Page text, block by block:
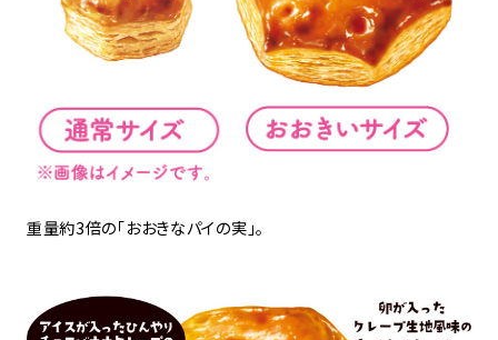
重量約3倍の「おおきなパイの実」。